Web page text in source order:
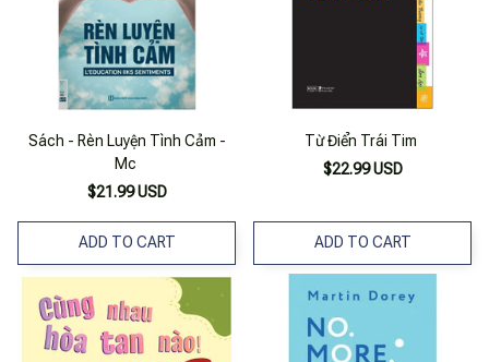
Sách - Rèn Luyện Tình Cảm -
Mc
$21.99 USD
ADD TO CART
Từ Điển Trái Tim
$22.99 USD
ADD TO CART